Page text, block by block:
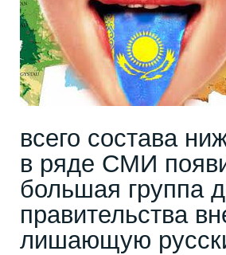
всего состава
в ряде СМИ
большая группа
правительства
лишающую